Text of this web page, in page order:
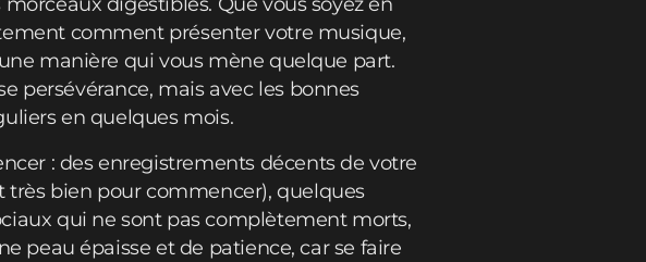
comment présenter votre musique,
manière qui vous mène quelque part.
persévérance, mais avec les bonnes
en quelques mois.
: des enregistrements décents de votre
bien pour commencer), quelques
qui ne sont pas complètement morts,
peau épaisse et de patience, car se faire